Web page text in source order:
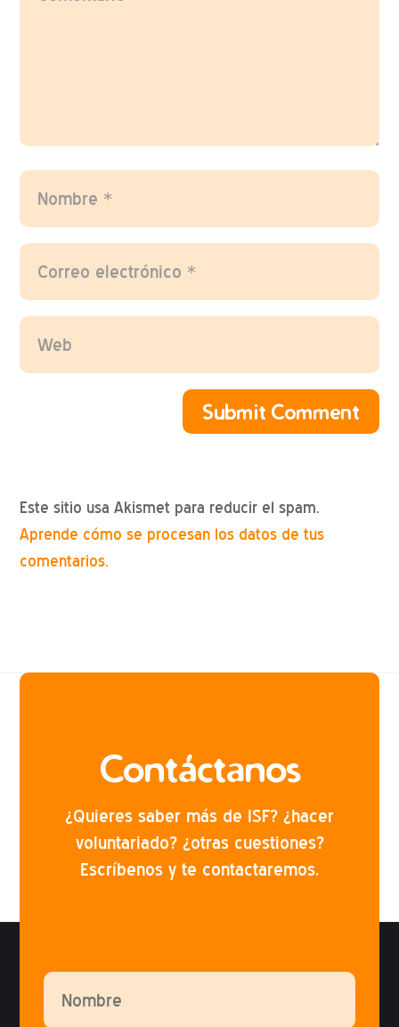
Submit Comment
Este sitio usa Akismet para reducir el spam.
Aprende cómo se procesan los datos de tus
comentarios.
Contáctanos
¿Quieres saber más de ISF? ¿hacer
voluntariado? ¿otras cuestiones?
Escríbenos y te contactaremos.
Por favor, deja este campo vacío.